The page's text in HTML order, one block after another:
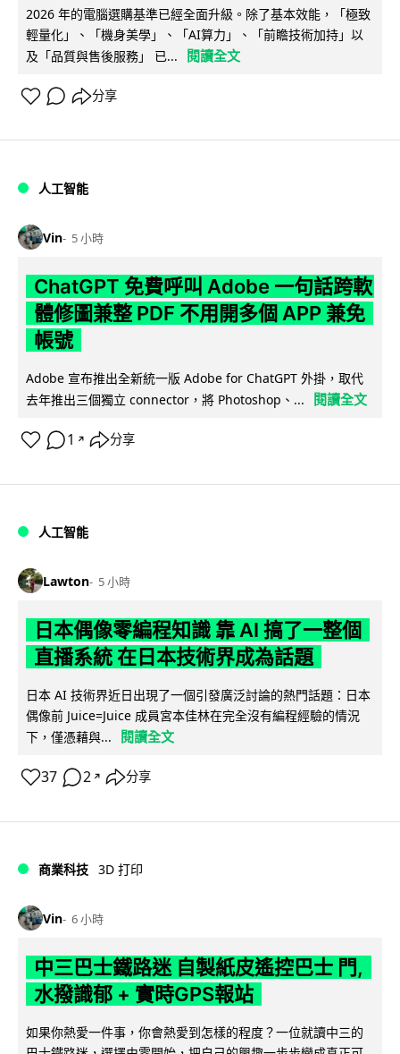
2026 年的電腦選購基準已經全面升級。除了基本效能，「極致
輕量化」、「機身美學」、「AI算力」、「前瞻技術加持」以
及「品質與售後服務」 已...
閱讀全文
分享
人工智能
Vin 5 小時
ChatGPT 免費呼叫 Adobe 一句話跨軟
體修圖兼整 PDF 不用開多個 APP 兼免
帳號
Adobe 宣布推出全新統一版 Adobe for ChatGPT 外掛，取代
去年推出三個獨立 connector，將 Photoshop、...
閱讀全文
1 ↗ 分享
人工智能
Lawton 5 小時
日本偶像零編程知識 靠 AI 搞了一整個
直播系統 在日本技術界成為話題
日本 AI 技術界近日出現了一個引發廣泛討論的熱門話題：日本
偶像前 Juice=Juice 成員宮本佳林在完全沒有編程經驗的情況
下，僅憑藉與...
閱讀全文
37 2 ↗ 分享
商業科技 3D 打印
Vin 6 小時
中三巴士鐵路迷 自製紙皮遙控巴士 門,
水撥識郁 + 實時GPS報站
如果你熱愛一件事，你會熱愛到怎樣的程度？一位就讀中三的